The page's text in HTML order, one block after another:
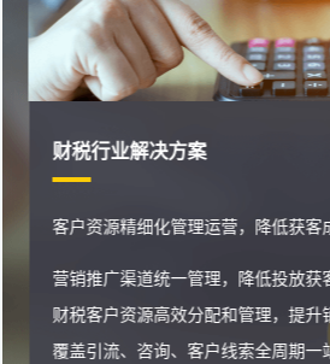
财税行业解决方案
客户资源精细化管理运营，降低获客
营销推广渠道统一管理，降低投放获
财税客户资源高效分配和管理，提升
覆盖引流、咨询、客户线索全周期